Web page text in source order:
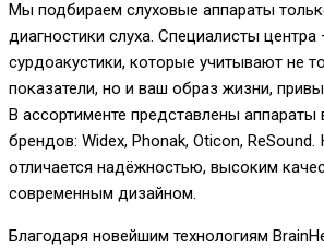
Мы подбираем слуховые аппараты
диагностики слуха. Специалисты
сурдоакустики, которые учитывают не
показатели, но и ваш образ жизни,
В ассортименте представлены
брендов: Widex, Phonak, Oticon,
отличается надёжностью, высоким
современным дизайном.
Благодаря новейшим технологиям